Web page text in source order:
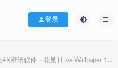
登录
壁纸软件：花見 | Live Wallpaper 19.0 MAS